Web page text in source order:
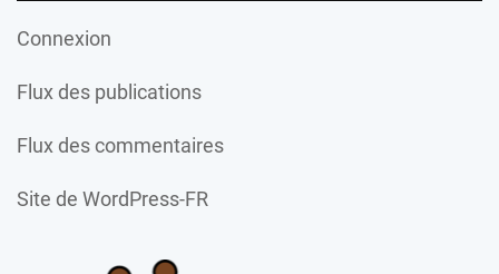
Connexion
Flux des publications
Flux des commentaires
Site de WordPress-FR